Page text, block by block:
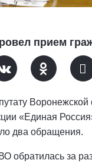
прием
Воронежской
«Единая
два обращения.
обратилась за